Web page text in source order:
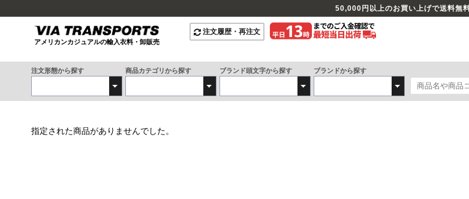
50,000 円以上のお買い上げで送料無
アメリカンカジュアルの輸入衣料・卸販売
注文履歴・再注文
注文形態から探す 商品カテゴリから探す ブランド頭文字から探す ブランドから探す
指定された商品がありませんでした。